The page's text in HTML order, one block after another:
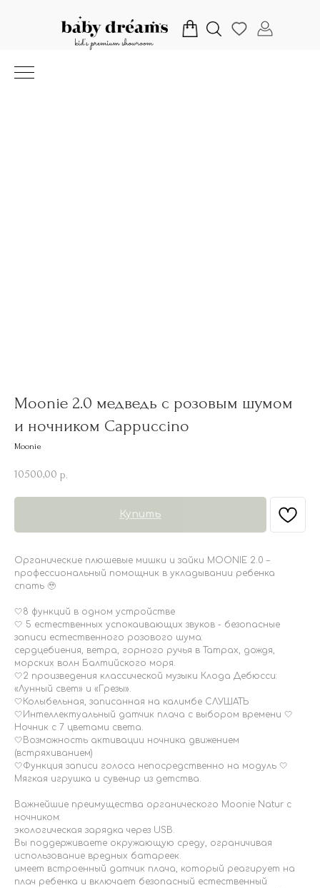
Moonie 2.0 медведь с розовым шумом
и ночником Cappuccino
Moonie
10500,00 р.
Купить
Органические плюшевые мишки и зайки MOONIE 2.0 –
профессиональный помощник в укладывании ребенка
спать 🥹
🤍8 функций в одном устройстве
🤍 5 естественных успокаивающих звуков - безопасные
записи естественного розового шума:
сердцебиения, ветра, горного ручья в Татрах, дождя,
морских волн Балтийского моря.
🤍2 произведения классической музыки Клода Дебюсси:
«Лунный свет» и «Грезы».
🤍Колыбельная, записанная на калимбе СЛУШАТЬ
🤍Интеллектуальный датчик плача с выбором времени 🤍
Ночник с 7 цветами света.
🤍Возможность активации ночника движением
(встряхиванием)
🤍Функция записи голоса непосредственно на модуль 🤍
Мягкая игрушка и сувенир из детства.
Важнейшие преимущества органического Moonie Natur с
ночником:
экологическая зарядка через USB.
Вы поддерживаете окружающую среду, ограничивая
использование вредных батареек.
имеет встроенный датчик плача, который реагирует на
плач ребенка и включает безопасный естественный